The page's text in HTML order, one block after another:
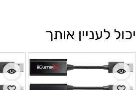
יכול לעניין אותך